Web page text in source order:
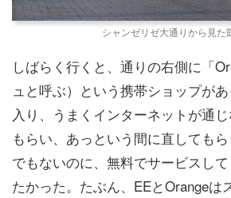
シャンゼリゼ大通りから見た
しばらく行くと、通りの右側に「
ュと呼ぶ）という携帯ショップが
入り、うまくインターネットが通
もらい、あっという間に直しても
でもないのに、無料でサービスし
たかった。たぶん、EEとOrangeは